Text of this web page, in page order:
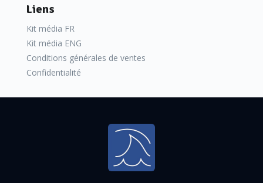
Liens
Kit média FR
Kit média ENG
Conditions générales de ventes
Confidentialité